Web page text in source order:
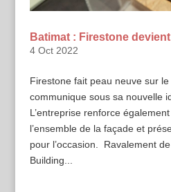
Batimat : Firestone
4 Oct 2022
Firestone fait peau neuve sur
communique sous sa nouvelle
L’entreprise renforce
l’ensemble de la façade et
pour l’occasion. Ravalement
Building...